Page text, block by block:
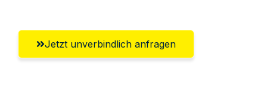
Jetzt unverbindlich anfragen